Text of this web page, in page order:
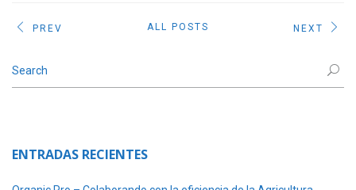
PREV ALL POSTS NEXT
ENTRADAS RECIENTES